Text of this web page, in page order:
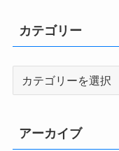
カテゴリー
リ
ー
アーカイブ